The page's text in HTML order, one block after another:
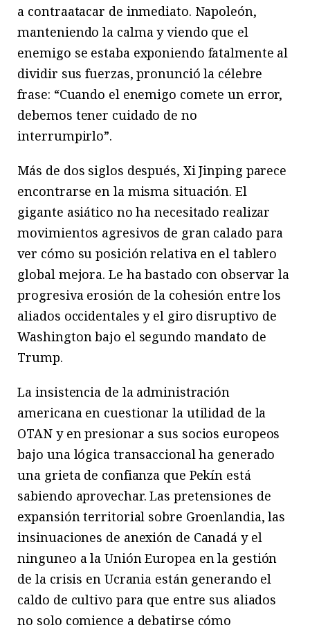
a contraatacar de inmediato. Napoleón,
manteniendo la calma y viendo que el
enemigo se estaba exponiendo fatalmente al
dividir sus fuerzas, pronunció la célebre
frase: “Cuando el enemigo comete un error,
debemos tener cuidado de no
interrumpirlo”.
Más de dos siglos después, Xi Jinping parece
encontrarse en la misma situación. El
gigante asiático no ha necesitado realizar
movimientos agresivos de gran calado para
ver cómo su posición relativa en el tablero
global mejora. Le ha bastado con observar la
progresiva erosión de la cohesión entre los
aliados occidentales y el giro disruptivo de
Washington bajo el segundo mandato de
Trump.
La insistencia de la administración
americana en cuestionar la utilidad de la
OTAN y en presionar a sus socios europeos
bajo una lógica transaccional ha generado
una grieta de confianza que Pekín está
sabiendo aprovechar. Las pretensiones de
expansión territorial sobre Groenlandia, las
insinuaciones de anexión de Canadá y el
ninguneo a la Unión Europea en la gestión
de la crisis en Ucrania están generando el
caldo de cultivo para que entre sus aliados
no solo comience a debatirse cómo